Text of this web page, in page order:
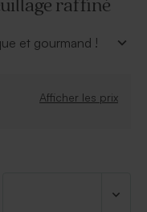
raffiné
et gourmand !
Afficher les prix